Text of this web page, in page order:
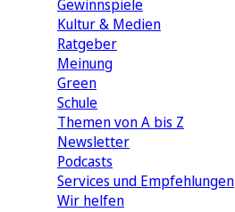
Gewinnspiele
Kultur & Medien
Ratgeber
Meinung
Green
Schule
Themen von A bis Z
Newsletter
Podcasts
Services und Empfehlungen
Wir helfen